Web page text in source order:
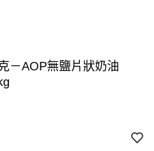
－AOP無鹽片狀奶油